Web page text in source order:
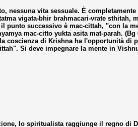
nessuna vita sessuale. È
vigata-bhir brahmacari-vrate sthitah,
punto successivo è mac-cittah, "con la
mac-citto yukta asita mat-parah.
coscienza di Krishna ha l'opportunità
Si deve impegnare la mente in
lo spiritualista raggiunge il regno di